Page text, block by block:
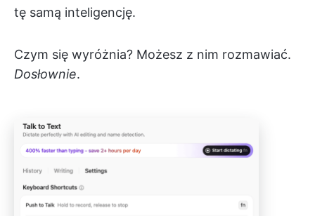
tę samą inteligencję.
Czym się wyróżnia? Możesz z nim rozmawiać.
Dosłownie.